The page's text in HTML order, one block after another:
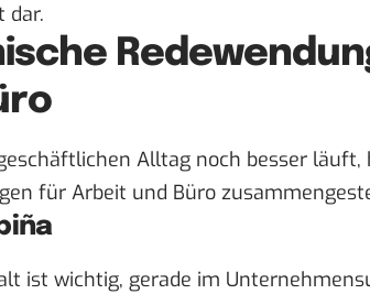
dar.
Alltag noch besser
für Arbeit und Büro
ist wichtig, gerade im